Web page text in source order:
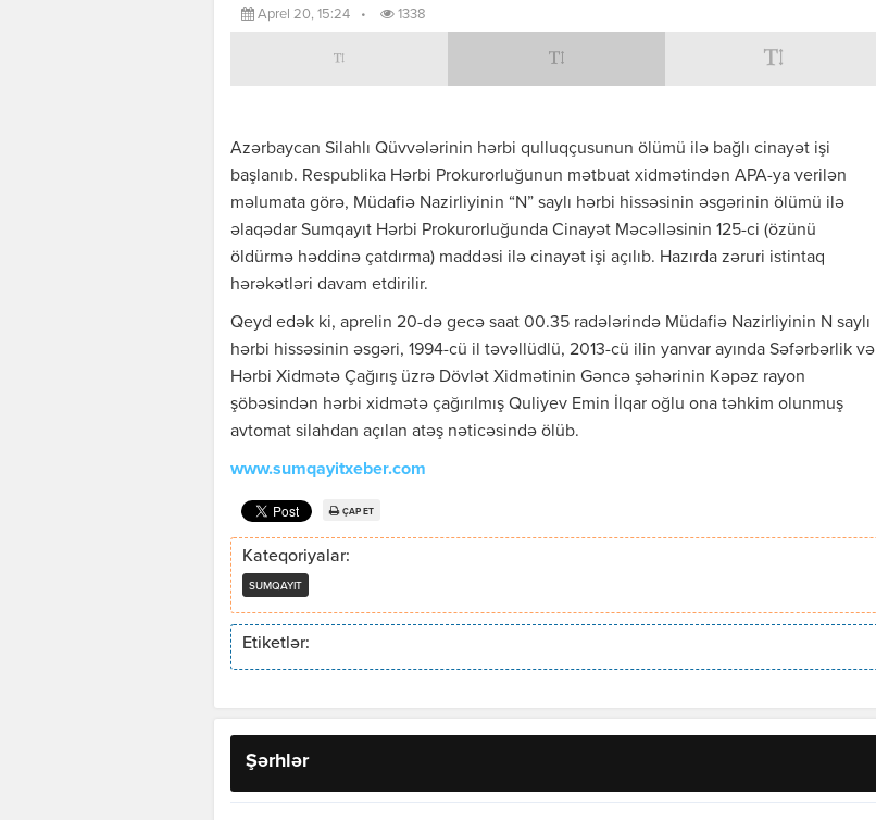
Aprel 20, 15:24 • 1338
Azərbaycan Silahlı Qüvvələrinin hərbi qulluqçusunun ölümü ilə bağlı cinayət işi
başlanıb. Respublika Hərbi Prokurorluğunun mətbuat xidmətindən APA-ya verilən
məlumata görə, Müdafiə Nazirliyinin “N” saylı hərbi hissəsinin əsgərinin ölümü ilə
əlaqədar Sumqayıt Hərbi Prokurorluğunda Cinayət Məcəlləsinin 125-ci (özünü
öldürmə həddinə çatdırma) maddəsi ilə cinayət işi açılıb. Hazırda zəruri istintaq
hərəkətləri davam etdirilir.
Qeyd edək ki, aprelin 20-də gecə saat 00.35 radələrində Müdafiə Nazirliyinin N saylı
hərbi hissəsinin əsgəri, 1994-cü il təvəllüdlü, 2013-cü ilin yanvar ayında Səfərbərlik və
Hərbi Xidmətə Çağırış üzrə Dövlət Xidmətinin Gəncə şəhərinin Kəpəz rayon
şöbəsindən hərbi xidmətə çağırılmış Quliyev Emin İlqar oğlu ona təhkim olunmuş
avtomat silahdan açılan atəş nəticəsində ölüb.
www.sumqayitxeber.com
ÇAP ET
Kateqoriyalar:
SUMQAYIT
Etiketlər:
Şərhlər